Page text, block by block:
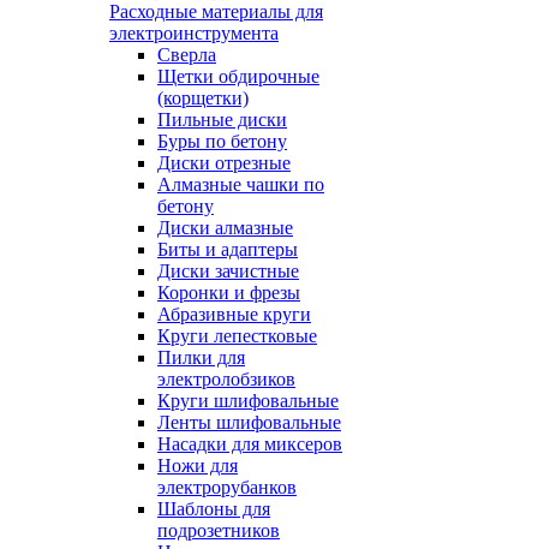
Расходные материалы для
электроинструмента
Сверла
Щетки обдирочные
(корщетки)
Пильные диски
Буры по бетону
Диски отрезные
Алмазные чашки по
бетону
Диски алмазные
Биты и адаптеры
Диски зачистные
Коронки и фрезы
Абразивные круги
Круги лепестковые
Пилки для
электролобзиков
Круги шлифовальные
Ленты шлифовальные
Насадки для миксеров
Ножи для
электрорубанков
Шаблоны для
подрозетников